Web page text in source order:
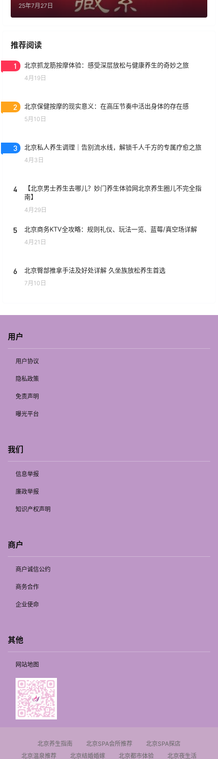
25年7月27日
推荐阅读
1 北京抓龙筋按摩体验：感受深层放松与健康养生的奇妙之旅
4月19日
2 北京保健按摩的现实意义：在高压节奏中活出身体的存在感
5月10日
3 北京私人养生调理｜告别流水线，解锁千人千方的专属疗愈之旅
4月3日
4
【北京男士养生去哪儿？妙门养生体验网北京养生圈儿不完全指
南】
4月29日
5 北京商务KTV全攻略：规则礼仪、玩法一览、蓝莓/真空场详解
4月21日
6 北京臀部推拿手法及好处详解 久坐族放松养生首选
7月10日
用户
用户协议
隐私政策
免责声明
曝光平台
我们
信息举报
廉政举报
知识产权声明
商户
商户诚信公约
商务合作
企业使命
其他
网站地图
北京养生指南 北京SPA会所推荐
北京SPA探店
北京温泉推荐
北京结婚婚嫁 北京都市体验 北京夜生活